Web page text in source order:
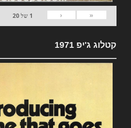
«
‹
1 של20
קטלוג ג'יפ 1971